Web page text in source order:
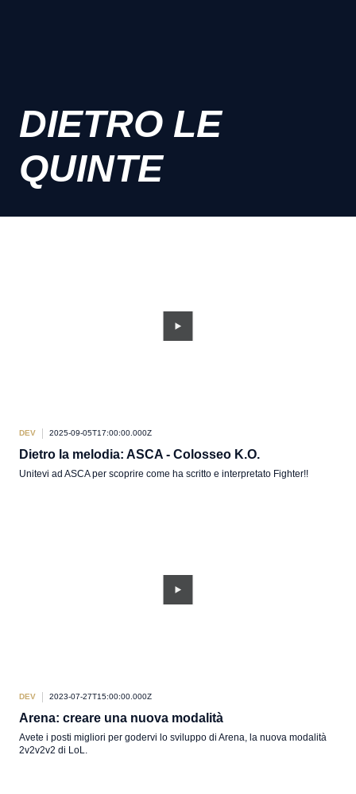
DIETRO LE
QUINTE
DEV 2025-09-05T17:00:00.000Z
Dietro la melodia: ASCA - Colosseo K.O.
Unitevi ad ASCA per scoprire come ha scritto e interpretato Fighter!!
DEV 2023-07-27T15:00:00.000Z
Arena: creare una nuova modalità
Avete i posti migliori per godervi lo sviluppo di Arena, la nuova modalità
2v2v2v2 di LoL.